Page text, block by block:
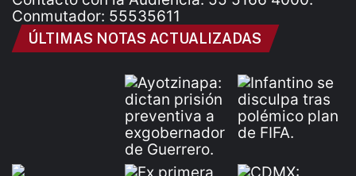
Conmutador: 55535611
ÚLTIMAS NOTAS ACTUALIZADAS